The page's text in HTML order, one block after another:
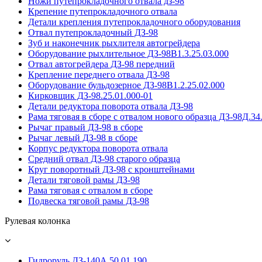
Крепение путепрокладочного отвала
Детали крепления путепрокладочного оборудования
Отвал путепрокладочный ДЗ-98
Зуб и наконечник рыхлителя автогрейдера
Оборудование рыхлительное ДЗ-98В1.3.25.03.000
Отвал автогрейдера ДЗ-98 передний
Крепление переднего отвала ДЗ-98
Оборудование бульдозерное ДЗ-98В1.2.25.02.000
Кирковщик ДЗ-98.25.01.000-01
Детали редуктора поворота отвала ДЗ-98
Рама тяговая в сборе с отвалом нового образца ДЗ-
Рычаг правый ДЗ-98 в сборе
Рычаг левый ДЗ-98 в сборе
Корпус редуктора поворота отвала
Средний отвал ДЗ-98 старого образца
Круг поворотный ДЗ-98 с кронштейнами
Детали тяговой рамы ДЗ-98
Рама тяговая с отвалом в сборе
Подвеска тяговой рамы ДЗ-98
Рулевая колонка